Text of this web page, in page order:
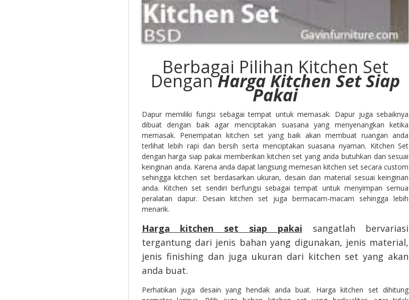
Berbagai Pilihan Kitchen Set
DenganHarga Kitchen Set Siap
Pakai
Dapur memiliki fungsi sebagai tempat untuk memasak. Dapur juga sebaiknya
dibuat dengan baik agar menciptakan suasana yang menyenangkan ketika
memasak. Penempatan kitchen set yang baik akan membuat ruangan anda
terlihat lebih rapi dan bersih serta menciptakan suasana nyaman. Kitchen Set
dengan harga siap pakai memberikan kitchen set yang anda butuhkan dan sesuai
keinginan anda. Karena anda dapat langsung memesan kitchen set secara custom
sehingga kitchen set berdasarkan ukuran, desain dan material sesuai keinginan
anda. Kitchen set sendiri berfungsi sebagai tempat untuk menyimpan semua
peralatan dapur. Desain kitchen set juga bermacam-macam sehingga lebih
menarik.
Harga kitchen set siap pakai sangatlah bervariasi
tergantung dari jenis bahan yang digunakan, jenis material,
jenis finishing dan juga ukuran dari kitchen set yang akan
anda buat.
Perhatikan juga desain yang hendak anda buat. Harga kitchen set dihitung